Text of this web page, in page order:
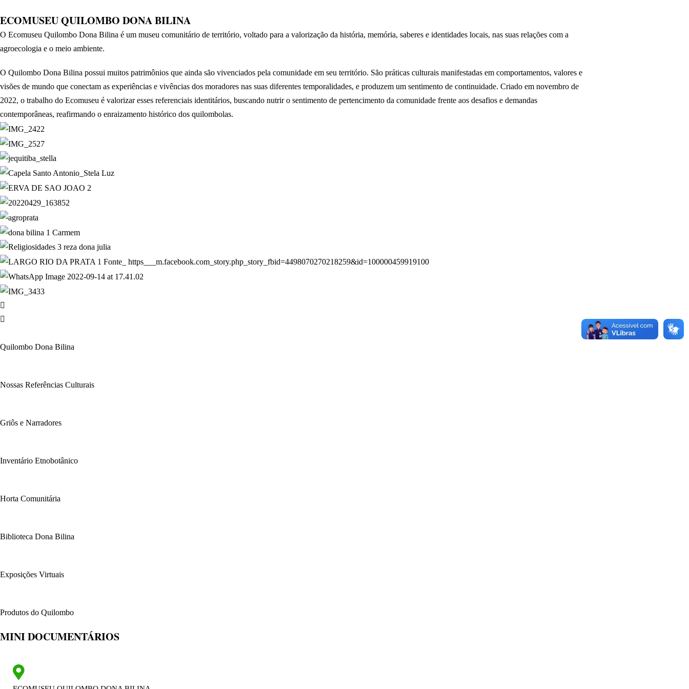
ECOMUSEU QUILOMBO DONA BILINA
O Ecomuseu Quilombo Dona Bilina é um museu comunitário de território, voltado para a valorização da história, memória, saberes e identidades locais, nas suas relações com a
agroecologia e o meio ambiente.
O Quilombo Dona Bilina possui muitos patrimônios que ainda são vivenciados pela comunidade em seu território. São práticas culturais manifestadas em comportamentos, valores e
visões de mundo que conectam as experiências e vivências dos moradores nas suas diferentes temporalidades, e produzem um sentimento de continuidade. Criado em novembro de
2022, o trabalho do Ecomuseu é valorizar esses referenciais identitários, buscando nutrir o sentimento de pertencimento da comunidade frente aos desafios e demandas
contemporâneas, reafirmando o enraizamento histórico dos quilombolas.
Quilombo Dona Bilina
Nossas Referências Culturais
Griôs e Narradores
Inventário Etnobotânico
Horta Comunitária
Biblioteca Dona Bilina
Exposições Virtuais
Produtos do Quilombo
MINI DOCUMENTÁRIOS